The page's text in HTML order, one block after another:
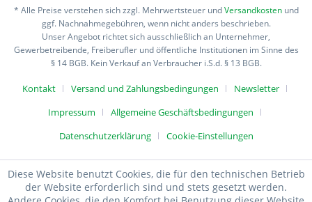
* Alle Preise verstehen sich zzgl. Mehrwertsteuer undVersandkostenund
ggf. Nachnahmegebühren, wenn nicht anders beschrieben.
Unser Angebot richtet sich ausschließlich an Unternehmer,
Gewerbetreibende, Freiberufler und öffentliche Institutionen im Sinne des
§ 14 BGB. Kein Verkauf an Verbraucher i.S.d. § 13 BGB.
Kontakt Versand und Zahlungsbedingungen
Newsletter
Impressum
Allgemeine Geschäftsbedingungen
Datenschutzerklärung
Cookie-Einstellungen
Diese Website benutzt Cookies, die für den technischen Betrieb
der Website erforderlich sind und stets gesetzt werden.